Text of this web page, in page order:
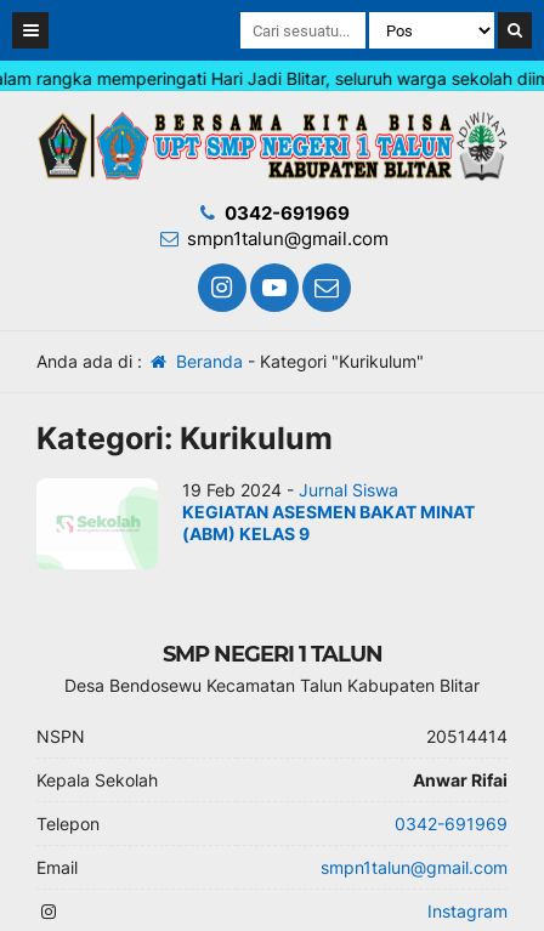
rangka memperingati Hari Jadi Blitar, seluruh warga sekolah
0342-691969
smpn1talun@gmail.com
Anda ada di : Beranda - Kategori "Kurikulum"
Kategori: Kurikulum
19 Feb 2024 - Jurnal Siswa
KEGIATAN ASESMEN BAKAT MINAT
(ABM) KELAS 9
SMP NEGERI 1 TALUN
Desa Bendosewu Kecamatan Talun Kabupaten Blitar
NSPN 20514414
Kepala Sekolah Anwar Rifai
Telepon 0342-691969
Email smpn1talun@gmail.com
Instagram